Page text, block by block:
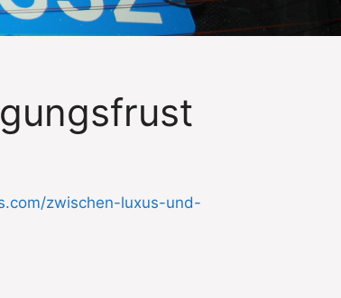
zwischen-luxus-und-